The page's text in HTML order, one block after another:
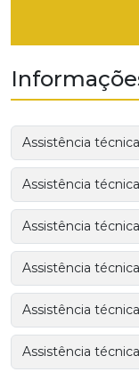
Assistência
Assistência
Assistência
Assistência
Assistência
Assistência